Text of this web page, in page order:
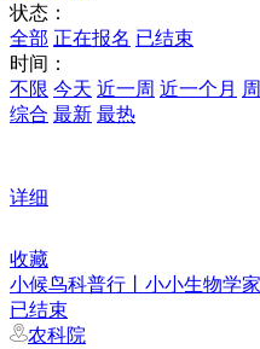
状态：
全部 正在报名 已结束
时间：
不限 今天 近一周 近一个月
综合 最新 最热
详细
收藏
小候鸟科普行丨小小生物学
已结束
农科院